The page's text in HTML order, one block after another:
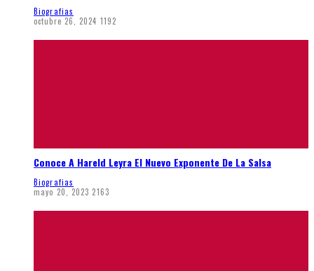
Biografias
octubre 26, 2024 1192
Conoce A Hareld Leyra El Nuevo Exponente De La Salsa
Biografias
mayo 20, 2023 2163